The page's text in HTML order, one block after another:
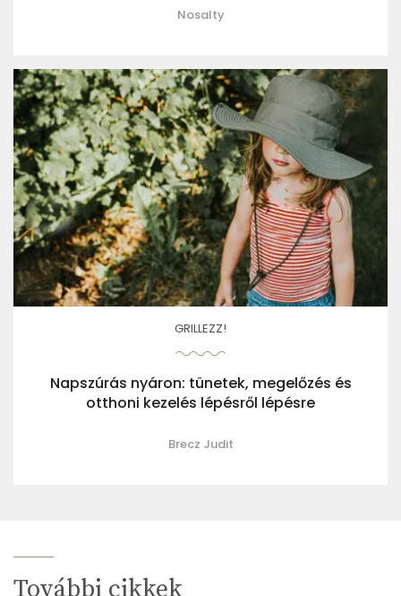
Nosalty
GRILLEZZ!
Napszúrás nyáron: tünetek, megelőzés és
otthoni kezelés lépésről lépésre
Brecz Judit
További cikkek